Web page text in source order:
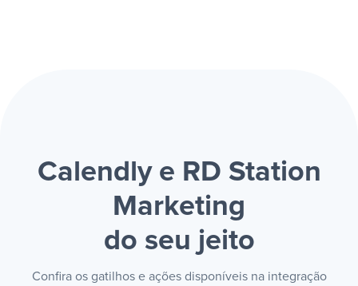
Calendly e RD Station
Marketing
do seu jeito
Confira os gatilhos e ações disponíveis na integração